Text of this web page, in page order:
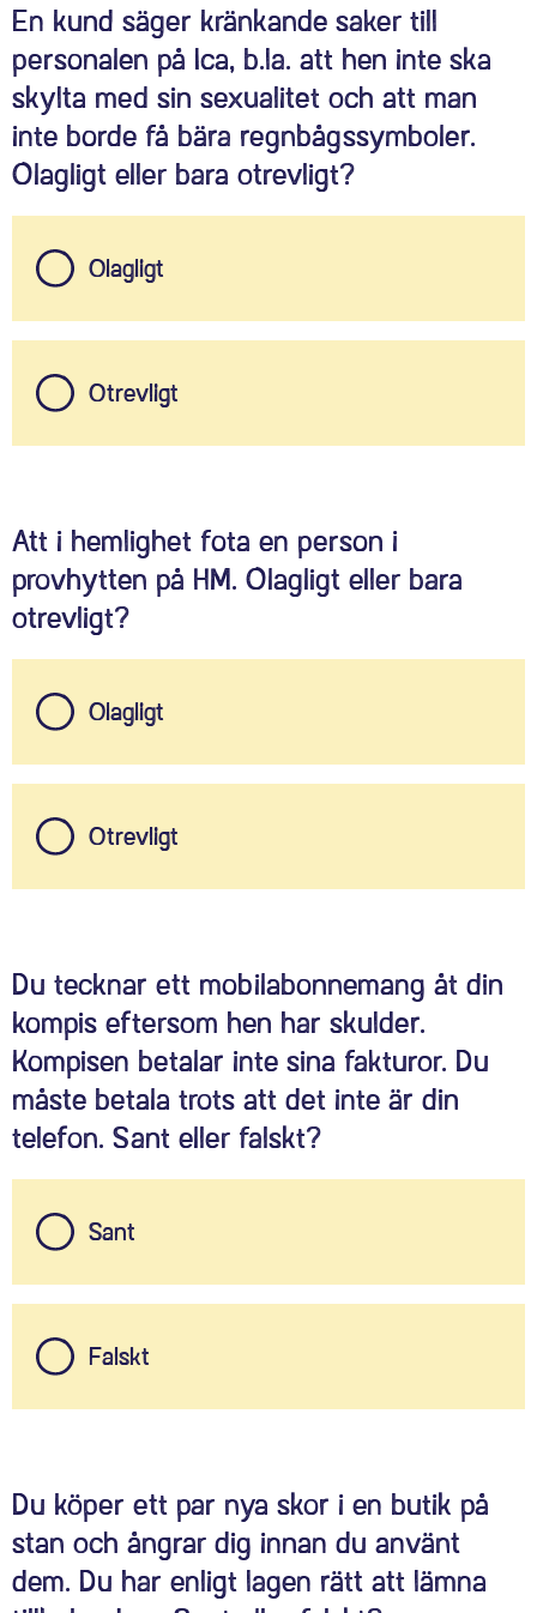
En kund säger kränkande saker till
personalen på Ica, b.la. att hen inte ska
skylta med sin sexualitet och att man
inte borde få bära regnbågssymboler.
Olagligt eller bara otrevligt?
Olagligt
Otrevligt
Att i hemlighet fota en person i
provhytten på HM. Olagligt eller bara
otrevligt?
Olagligt
Otrevligt
Du tecknar ett mobilabonnemang åt din
kompis eftersom hen har skulder.
Kompisen betalar inte sina fakturor. Du
måste betala trots att det inte är din
telefon. Sant eller falskt?
Sant
Falskt
Du köper ett par nya skor i en butik på
stan och ångrar dig innan du använt
dem. Du har enligt lagen rätt att lämna